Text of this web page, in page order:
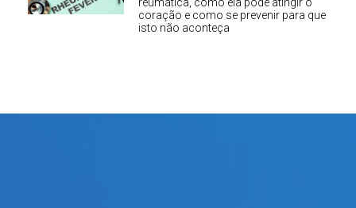
coração e como se prevenir para que
isto não aconteça